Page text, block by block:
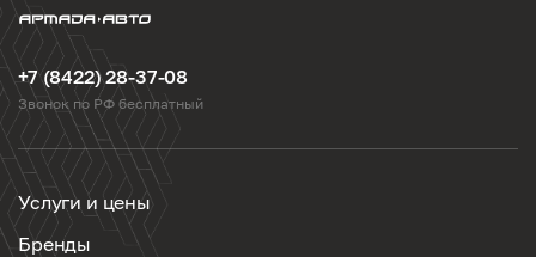
+7 (8422) 28-37-08
Звонок по РФ бесплатный
Услуги и цены
Бренды